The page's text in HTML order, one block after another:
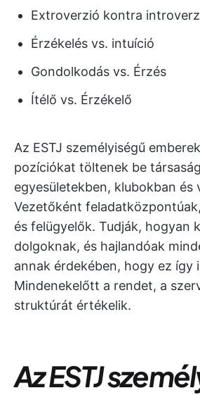
Extroverzió kontra
Érzékelés vs. intuíció
Gondolkodás vs. Érzés
Ítélő vs. Érzékelő
Az ESTJ személyiségű
pozíciókat töltenek be
egyesületekben, klubokban és
Vezetőként
és felügyelők. Tudják, hogyan
dolgoknak, és hajlandóak
annak érdekében, hogy ez így
Mindenekelőtt a rendet, a
struktúrát értékelik.
Az ESTJ